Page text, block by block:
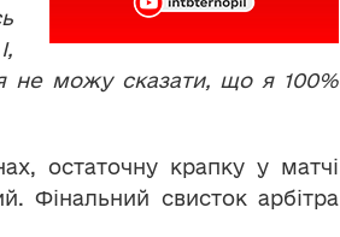
не можу сказати, що я 100%
остаточну крапку у матчі
Фінальний свисток арбітра